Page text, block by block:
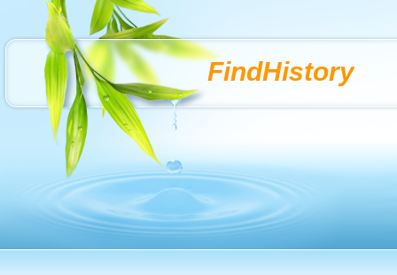
FindHistory